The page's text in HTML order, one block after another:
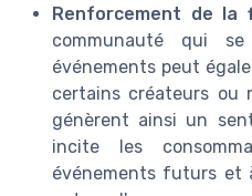
Renforcement de la
communauté qui
événements peut
certains créateurs ou
génèrent ainsi un
incite les
événements futurs et